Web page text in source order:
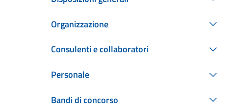
Organizzazione
Consulenti e collaboratori
Personale
Bandi di concorso